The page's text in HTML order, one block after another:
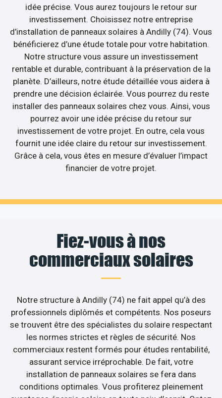
idée précise. Vous aurez toujours le retour sur
investissement. Choisissez notre entreprise
d’installation de panneaux solaires à Andilly (74). Vous
bénéficierez d’une étude totale pour votre habitation.
Notre structure vous assure un investissement
rentable et durable, contribuant à la préservation de la
planète. D’ailleurs, notre étude détaillée vous aidera à
prendre une décision éclairée. Vous pourrez du reste
installer des panneaux solaires chez vous. Ainsi, vous
pourrez avoir une idée précise du retour sur
investissement de votre projet. En outre, cela vous
fournit une idée claire du retour sur investissement.
Grâce à cela, vous êtes en mesure d’évaluer l’impact
financier de votre projet.
Fiez-vous à nos
commerciaux solaires
Notre structure à Andilly (74) ne fait appel qu’à des
professionnels diplômés et compétents. Nos poseurs
se trouvent être des spécialistes du solaire respectant
les normes strictes et règles de sécurité. Nos
commerciaux restent formés pour études rentabilité,
assurant service irréprochable. De fait, votre
installation de panneaux solaires se fera dans
conditions optimales. Vous profiterez pleinement